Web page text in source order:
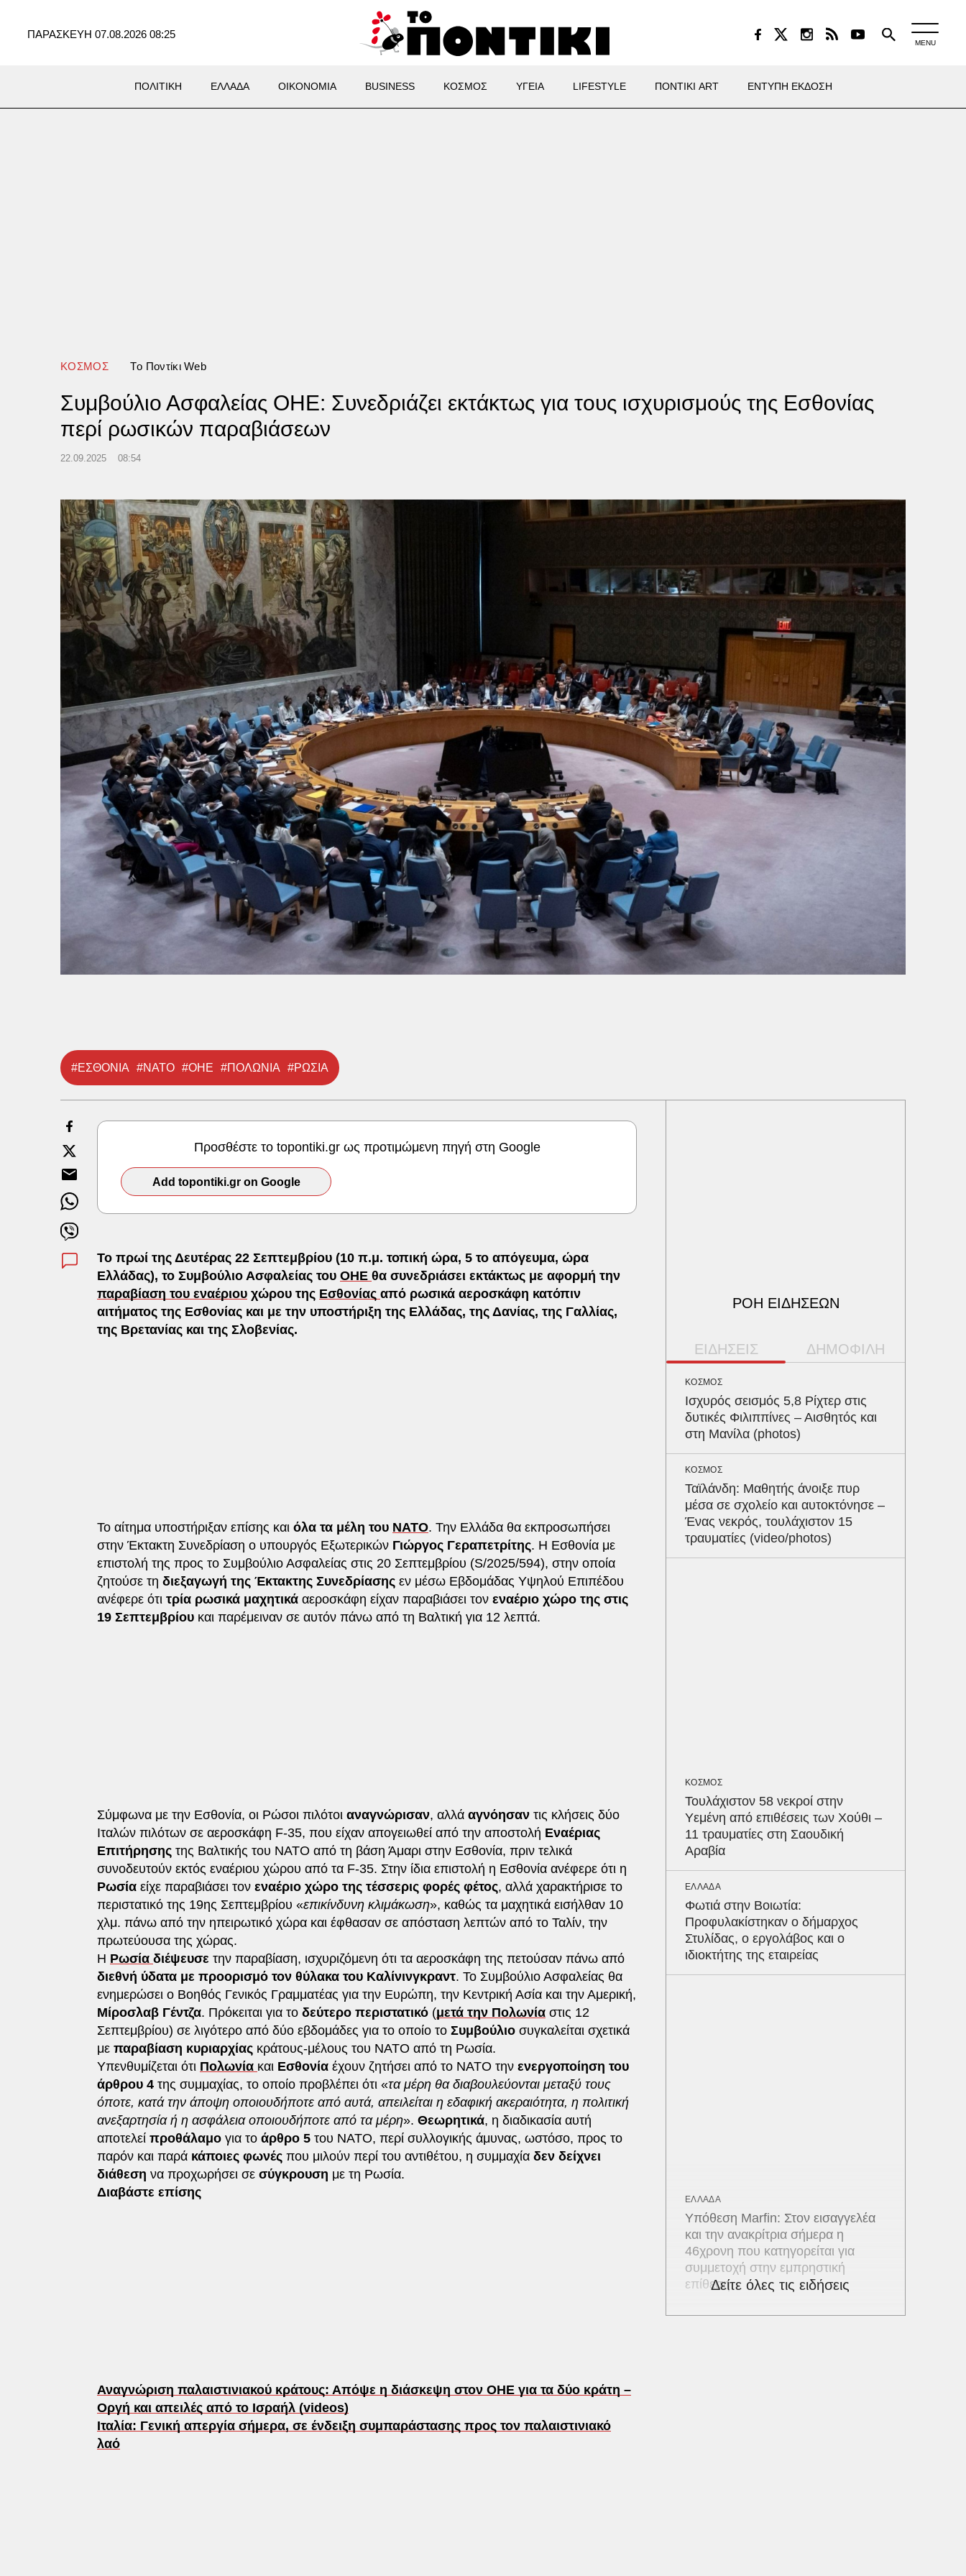
ΠΑΡΑΣΚΕΥΗ 07.08.2026 08:25
MENU
ΠΟΛΙΤΙΚΗ ΕΛΛΑΔΑ ΟΙΚΟΝΟΜΙΑ BUSINESS ΚΟΣΜΟΣ ΥΓΕΙΑ LIFESTYLE ΠΟΝΤΙΚΙ ART ΕΝΤΥΠΗ ΕΚΔΟΣΗ
ΚΟΣΜΟΣ Tο Ποντίκι Web
Συμβούλιο Ασφαλείας ΟΗΕ: Συνεδριάζει εκτάκτως για τoυς ισχυρισμούς της Εσθονίας
περί ρωσικών παραβιάσεων
22.09.2025 08:54
#ΕΣΘΟΝΙΑ #ΝΑΤΟ #ΟΗΕ #ΠΟΛΩΝΙΑ #ΡΩΣΙΑ
Προσθέστε το topontiki.gr ως προτιμώμενη πηγή στη Google
Add topontiki.gr on Google
Το πρωί της Δευτέρας 22 Σεπτεμβρίου (10 π.μ. τοπική ώρα, 5 το απόγευμα, ώρα
Ελλάδας), το Συμβούλιο Ασφαλείας του ΟΗΕ θα συνεδριάσει εκτάκτως με αφορμή την
παραβίαση του εναέριου χώρου της Εσθονίας από ρωσικά αεροσκάφη κατόπιν
αιτήματος της Εσθονίας και με την υποστήριξη της Ελλάδας, της Δανίας, της Γαλλίας,
της Βρετανίας και της Σλοβενίας.
Το αίτημα υποστήριξαν επίσης και όλα τα μέλη του ΝΑΤΟ. Την Ελλάδα θα εκπροσωπήσει
στην Έκτακτη Συνεδρίαση ο υπουργός Εξωτερικών Γιώργος Γεραπετρίτης. Η Εσθονία με
επιστολή της προς το Συμβούλιο Ασφαλείας στις 20 Σεπτεμβρίου (S/2025/594), στην οποία
ζητούσε τη διεξαγωγή της Έκτακτης Συνεδρίασης εν μέσω Εβδομάδας Υψηλού Επιπέδου
ανέφερε ότι τρία ρωσικά μαχητικά αεροσκάφη είχαν παραβιάσει τον εναέριο χώρο της στις
19 Σεπτεμβρίου και παρέμειναν σε αυτόν πάνω από τη Βαλτική για 12 λεπτά.
Σύμφωνα με την Εσθονία, οι Ρώσοι πιλότοι αναγνώρισαν, αλλά αγνόησαν τις κλήσεις δύο
Ιταλών πιλότων σε αεροσκάφη F-35, που είχαν απογειωθεί από την αποστολή Εναέριας
Επιτήρησης της Βαλτικής του ΝΑΤΟ από τη βάση Άμαρι στην Εσθονία, πριν τελικά
συνοδευτούν εκτός εναέριου χώρου από τα F-35. Στην ίδια επιστολή η Εσθονία ανέφερε ότι η
Ρωσία είχε παραβιάσει τον εναέριο χώρο της τέσσερις φορές φέτος, αλλά χαρακτήρισε το
περιστατικό της 19ης Σεπτεμβρίου «επικίνδυνη κλιμάκωση», καθώς τα μαχητικά εισήλθαν 10
χλμ. πάνω από την ηπειρωτικό χώρα και έφθασαν σε απόσταση λεπτών από το Ταλίν, την
πρωτεύουσα της χώρας.
Η Ρωσία διέψευσε την παραβίαση, ισχυριζόμενη ότι τα αεροσκάφη της πετούσαν πάνω από
διεθνή ύδατα με προορισμό τον θύλακα του Καλίνινγκραντ. Το Συμβούλιο Ασφαλείας θα
ενημερώσει ο Βοηθός Γενικός Γραμματέας για την Ευρώπη, την Κεντρική Ασία και την Αμερική,
Μίροσλαβ Γέντζα. Πρόκειται για το δεύτερο περιστατικό (μετά την Πολωνία στις 12
Σεπτεμβρίου) σε λιγότερο από δύο εβδομάδες για το οποίο το Συμβούλιο συγκαλείται σχετικά
με παραβίαση κυριαρχίας κράτους-μέλους του ΝΑΤΟ από τη Ρωσία.
Υπενθυμίζεται ότι Πολωνία και Εσθονία έχουν ζητήσει από το ΝΑΤΟ την ενεργοποίηση του
άρθρου 4 της συμμαχίας, το οποίο προβλέπει ότι «τα μέρη θα διαβουλεύονται μεταξύ τους
όποτε, κατά την άποψη οποιουδήποτε από αυτά, απειλείται η εδαφική ακεραιότητα, η πολιτική
ανεξαρτησία ή η ασφάλεια οποιουδήποτε από τα μέρη». Θεωρητικά, η διαδικασία αυτή
αποτελεί προθάλαμο για το άρθρο 5 του ΝΑΤΟ, περί συλλογικής άμυνας, ωστόσο, προς το
παρόν και παρά κάποιες φωνές που μιλούν περί του αντιθέτου, η συμμαχία δεν δείχνει
διάθεση να προχωρήσει σε σύγκρουση με τη Ρωσία.
Διαβάστε επίσης
Αναγνώριση παλαιστινιακού κράτους: Απόψε η διάσκεψη στον ΟΗΕ για τα δύο κράτη –
Οργή και απειλές από το Ισραήλ (videos)
Ιταλία: Γενική απεργία σήμερα, σε ένδειξη συμπαράστασης προς τον παλαιστινιακό
λαό
ΡΟΗ ΕΙΔΗΣΕΩΝ
ΕΙΔΗΣΕΙΣ ΔΗΜΟΦΙΛΗ
ΚΟΣΜΟΣ
Ισχυρός σεισμός 5,8 Ρίχτερ στις
δυτικές Φιλιππίνες – Αισθητός και
στη Μανίλα (photos)
ΚΟΣΜΟΣ
Ταϊλάνδη: Μαθητής άνοιξε πυρ
μέσα σε σχολείο και αυτοκτόνησε –
Ένας νεκρός, τουλάχιστον 15
τραυματίες (video/photos)
ΚΟΣΜΟΣ
Τουλάχιστον 58 νεκροί στην
Υεμένη από επιθέσεις των Χούθι –
11 τραυματίες στη Σαουδική
Αραβία
ΕΛΛΑΔΑ
Φωτιά στην Βοιωτία:
Προφυλακίστηκαν ο δήμαρχος
Στυλίδας, ο εργολάβος και ο
ιδιοκτήτης της εταιρείας
ΕΛΛΑΔΑ
Υπόθεση Marfin: Στον εισαγγελέα
και την ανακρίτρια σήμερα η
46χρονη που κατηγορείται για
συμμετοχή στην εμπρηστική
επίθεσηΔείτε όλες τις ειδήσεις